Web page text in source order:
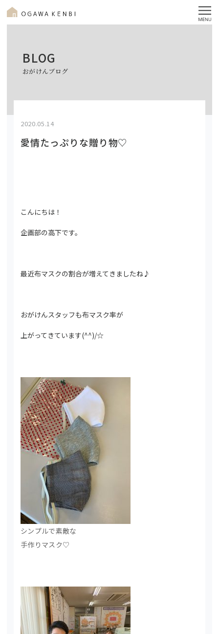
BLOG
おがけんブログ
2020.05.14
愛情たっぷりな贈り物♡
こんにちは！
企画部の高下です。
最近布マスクの割合が増えてきましたね♪
おがけんスタッフも布マスク率が
上がってきています(^^)/☆
シンプルで素敵な
手作りマスク♡